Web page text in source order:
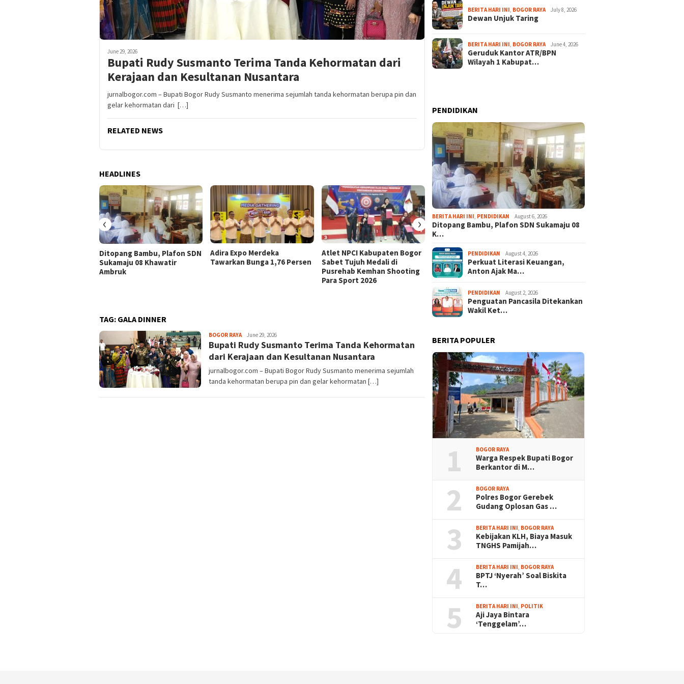
June 29, 2026
Bupati Rudy Susmanto Terima Tanda Kehormatan dari
Kerajaan dan Kesultanan Nusantara
jurnalbogor.com – Bupati Bogor Rudy Susmanto menerima sejumlah tanda kehormatan berupa pin dan
gelar kehormatan dari […]
RELATED NEWS
HEADLINES
Ditopang Bambu, Plafon SDN
Sukamaju 08 Khawatir
Ambruk
Adira Expo Merdeka
Tawarkan Bunga 1,76 Persen
Atlet NPCI Kabupaten Bogor
Sabet Tujuh Medali di
Pusrehab Kemhan Shooting
Para Sport 2026
Ajang Promosi Wisata,
Ratusan Peserta Ikuti Tour
Malasari Halimun Salak 2026
Pembangunan Wisma dan
‹ ›
TAG: GALA DINNER
BOGOR RAYAAga
Alamanda
June 29, 2026
Bupati Rudy Susmanto Terima Tanda Kehormatan
dari Kerajaan dan Kesultanan Nusantara
jurnalbogor.com – Bupati Bogor Rudy Susmanto menerima sejumlah
tanda kehormatan berupa pin dan gelar kehormatan […]
BERITA HARI INI BOGOR RAYA July 8, 2026
Dewan Unjuk Taring
BERITA HARI INI BOGOR RAYA June 4, 2026
Geruduk Kantor ATR/BPN
Wilayah 1 Kabupat…
PENDIDIKAN
BERITA HARI INI PENDIDIKAN August 6, 2026
Ditopang Bambu, Plafon SDN Sukamaju 08
K…
PENDIDIKAN August 4, 2026
Perkuat Literasi Keuangan,
Anton Ajak Ma…
PENDIDIKAN August 2, 2026
Penguatan Pancasila Ditekankan
Wakil Ket…
BERITA POPULER
1 BOGOR RAYA
Warga Respek Bupati Bogor
Berkantor di M…
2 BOGOR RAYA
Polres Bogor Gerebek
Gudang Oplosan Gas …
3 BERITA HARI INI, BOGOR RAYA
Kebijakan KLH, Biaya Masuk
TNGHS Pamijah…
4 BERITA HARI INI, BOGOR RAYA
BPTJ ‘Nyerah’ Soal Biskita
T…
5 BERITA HARI INI, POLITIK
Aji Jaya Bintara
‘Tenggelam’…